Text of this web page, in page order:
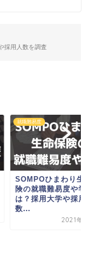
採用人数を調査
就職難易度
SOMPOひまわり生
険の就職難易度や学
は？採用大学や採用
数...
2021年2